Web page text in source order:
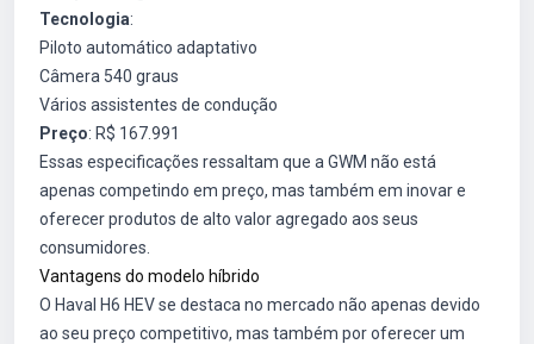
Tecnologia:
Piloto automático adaptativo
Câmera 540 graus
Vários assistentes de condução
Preço: R$ 167.991
Essas especificações ressaltam que a GWM não está
apenas competindo em preço, mas também em inovar e
oferecer produtos de alto valor agregado aos seus
consumidores.
Vantagens do modelo híbrido
O Haval H6 HEV se destaca no mercado não apenas devido
ao seu preço competitivo, mas também por oferecer um